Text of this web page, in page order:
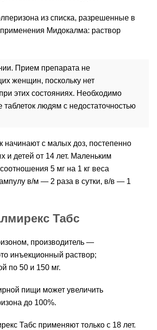
из списка, разрешенные в
Мидокалма: раствор
Прием препарата не
женщин, поскольку нет
этих состояниях. Необходимо
таблеток людям с недостаточностью
начинают с малых доз, постепенно
и детей от 14 лет. Маленьким
5 мг на 1 кг веса
в/м — 2 раза в сутки, в/в — 1
Табс
производитель —
инъекционный раствор;
по 50 и 150 мг.
пищи может увеличить
до 100%.
Табс применяют только с 18 лет.